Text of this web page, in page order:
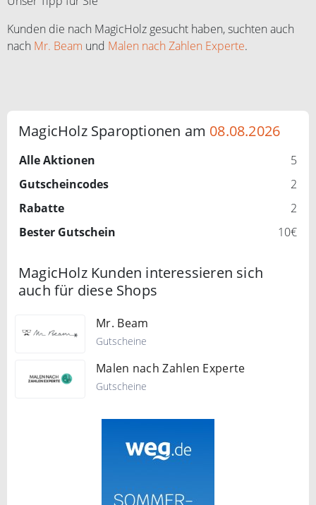
Kunden die nach MagicHolz gesucht haben, suchten auch
nach Mr. Beam und Malen nach Zahlen Experte.
MagicHolz Sparoptionen am 08.08.2026
Alle Aktionen
5
Gutscheincodes
2
Rabatte
2
Bester Gutschein
10€
MagicHolz Kunden interessieren sich
auch für diese Shops
Mr. Beam
Gutscheine
Malen nach Zahlen Experte
Gutscheine